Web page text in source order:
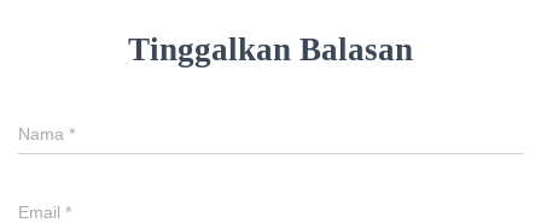
Tinggalkan Balasan
Nama *
Email *